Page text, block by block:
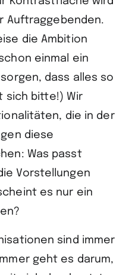
Auftraggebenden.
die Ambition
einmal ein
dass alles so
sich bitte!) Wir
die in der
diese
Was passt
Vorstellungen
es nur ein
sind immer
geht es darum,